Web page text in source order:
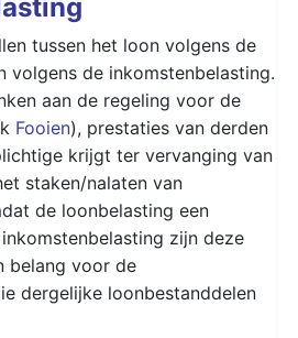
tussen het loon volgens de
volgens de inkomstenbelasting.
aan de regeling voor de
Fooien), prestaties van derden
krijgt ter vervanging van
staken/nalaten van
de loonbelasting een
zijn deze
belang voor de
dergelijke loonbestanddelen